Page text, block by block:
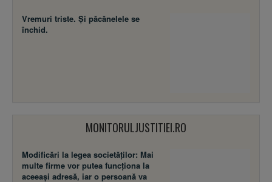
Vremuri triste. Şi păcănelele se
închid.
MONITORULJUSTITIEI.RO
Modificări la legea societăţilor: Mai
multe firme vor putea funcţiona la
aceeaşi adresă, iar o persoană va